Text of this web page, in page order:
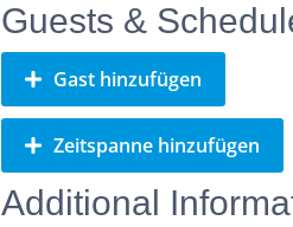
Guests &
Gast hinzufügen
Zeitspanne hinzufügen
Additional